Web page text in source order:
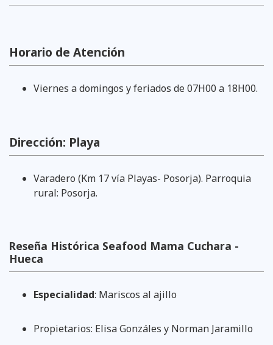
Horario de Atención
Viernes a domingos y feriados de 07H00 a 18H00.
Dirección: Playa
Varadero (Km 17 vía Playas- Posorja). Parroquia
rural: Posorja.
Reseña Histórica Seafood Mama Cuchara -
Hueca
Especialidad: Mariscos al ajillo
Propietarios: Elisa Gonzáles y Norman Jaramillo